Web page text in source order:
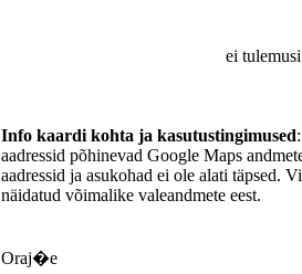
ei
Info kaardi kohta ja kasutustingimused
aadressid põhinevad Google Maps
aadressid ja asukohad ei ole alati täpsed.
näidatud võimalike valeandmete eest.
Oraj�e